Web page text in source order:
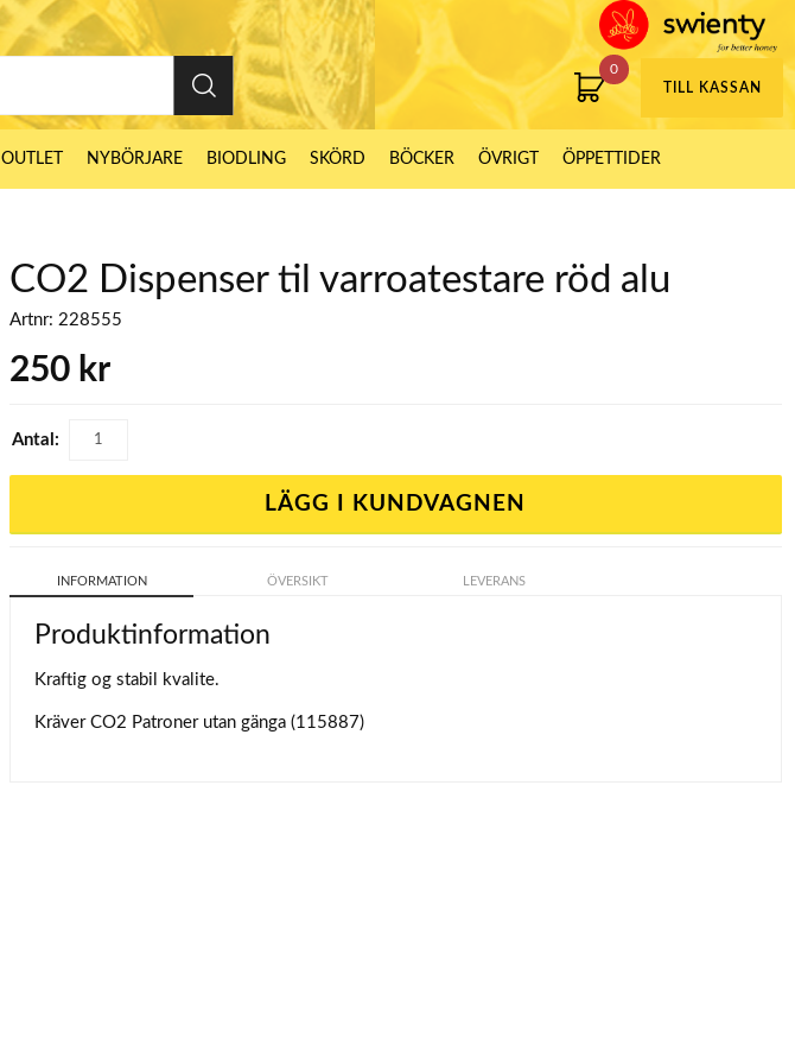
0
TILL KASSAN
OUTLET NYBÖRJARE BIODLING SKÖRD BÖCKER ÖVRIGT ÖPPETTIDER
CO2 Dispenser til varroatestare röd alu
Artnr:228555
250 kr
Antal:
LÄGG I KUNDVAGNEN
INFORMATION ÖVERSIKT LEVERANS
Produktinformation
Kraftig og stabil kvalite.
Kräver CO2 Patroner utan gänga (115887)